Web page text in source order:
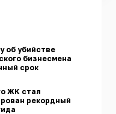
об убийстве
бизнесмена
срок
ЖК стал
рекордный